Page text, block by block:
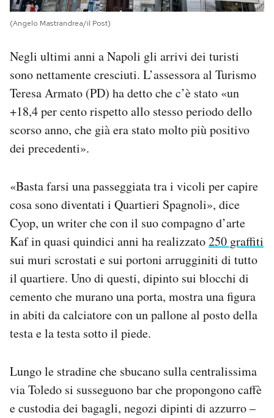
(Angelo Mastrandrea/il Post)
Negli ultimi anni a Napoli gli arrivi dei turisti
sono nettamente cresciuti. L’assessora al Turismo
Teresa Armato (PD) ha detto che c’è stato «un
+18,4 per cento rispetto allo stesso periodo dello
scorso anno, che già era stato molto più positivo
dei precedenti».
«Basta farsi una passeggiata tra i vicoli per capire
cosa sono diventati i Quartieri Spagnoli», dice
Cyop, un writer che con il suo compagno d’arte
Kaf in quasi quindici anni ha realizzato250 graffiti
sui muri scrostati e sui portoni arrugginiti di tutto
il quartiere. Uno di questi, dipinto sui blocchi di
cemento che murano una porta, mostra una figura
in abiti da calciatore con un pallone al posto della
testa e la testa sotto il piede.
Lungo le stradine che sbucano sulla centralissima
via Toledo si susseguono bar che propongono caffè
e custodia dei bagagli, negozi dipinti di azzurro –